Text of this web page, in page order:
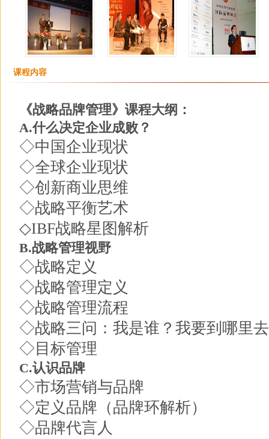
课程内容
《战略品牌管理》课程大纲：
A.什么决定企业成败？
◇中国企业现状
◇全球企业现状
◇创新商业思维
◇战略平衡艺术
◇IBF战略星图解析
B.战略管理视野
◇战略定义
◇战略管理定义
◇战略管理流程
◇战略三问：我是谁？我要到哪里
◇目标管理
C.认识品牌
◇市场营销与品牌
◇定义品牌（品牌环解析）
◇品牌代言人